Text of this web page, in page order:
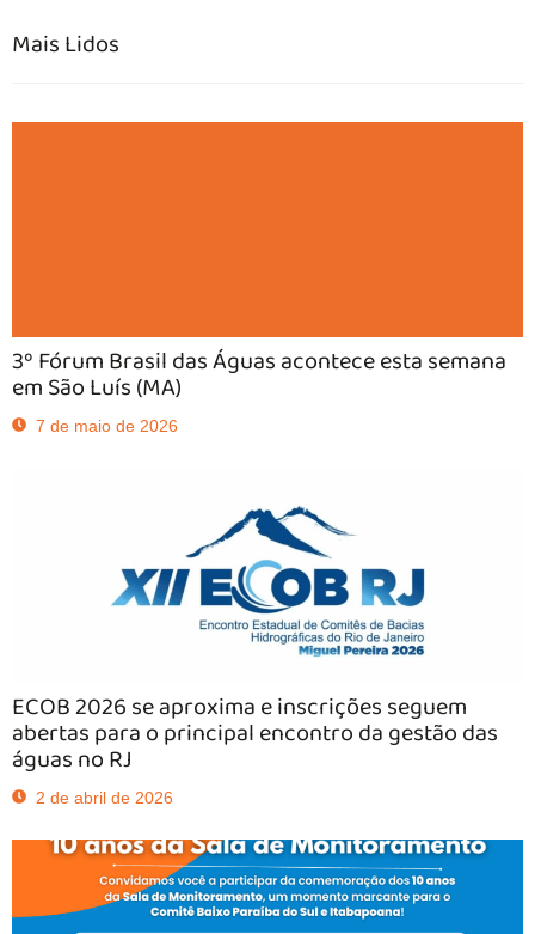
Mais Lidos
3º Fórum Brasil das Águas acontece esta semana
em São Luís (MA)
7 de maio de 2026
ECOB 2026 se aproxima e inscrições seguem
abertas para o principal encontro da gestão das
águas no RJ
2 de abril de 2026